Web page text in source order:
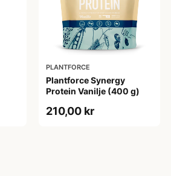
PLANTFORCE
Plantforce Synergy
Protein Vanilje (400 g)
210,00 kr